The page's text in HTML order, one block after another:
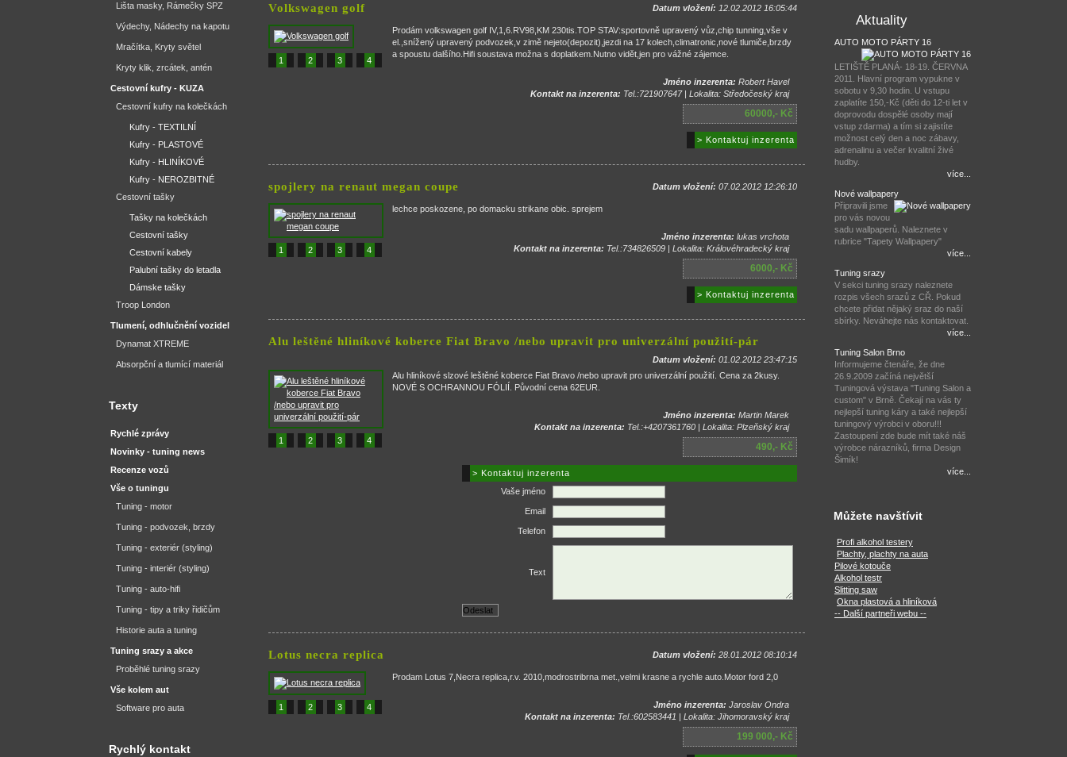
Volkswagen golf Datum vložení: 12.02.2012 16:05:44
1 2 3 4
Prodám volkswagen golf IV,1,6.RV98,KM 230tis.TOP STAV:sportovně upravený vůz,chip tunning,vše v
el.,snížený upravený podvozek,v zimě nejeto(depozit),jezdi na 17 kolech,climatronic,nové tlumiče,brzdy
a spoustu dalšího.Hifi soustava možna s doplatkem.Nutno vidět,jen pro vážné zájemce.
Jméno inzerenta: Robert Havel
Kontakt na inzerenta: Tel.:721907647 | Lokalita: Středočeský kraj
60000,- Kč
> Kontaktuj inzerenta
spojlery na renaut megan coupe Datum vložení: 07.02.2012 12:26:10
1 2 3 4
lechce poskozene, po domacku strikane obic. sprejem
Jméno inzerenta: lukas vrchota
Kontakt na inzerenta: Tel.:734826509 | Lokalita: Královéhradecký kraj
6000,- Kč
> Kontaktuj inzerenta
Alu leštěné hliníkové koberce Fiat Bravo /nebo upravit pro univerzální použití-pár
Datum vložení: 01.02.2012 23:47:15
1 2 3 4
Alu hliníkové slzové leštěné koberce Fiat Bravo /nebo upravit pro univerzální použití. Cena za 2kusy.
NOVÉ S OCHRANNOU FÓLIÍ. Původní cena 62EUR.
Jméno inzerenta: Martin Marek
Kontakt na inzerenta: Tel.:+4207361760 | Lokalita: Plzeňský kraj
490,- Kč
> Kontaktuj inzerenta
Vaše jméno
Email
Telefon
Text
Lotus necra replica Datum vložení: 28.01.2012 08:10:14
1 2 3 4
Prodam Lotus 7,Necra replica,r.v. 2010,modrostribrna met.,velmi krasne a rychle auto.Motor ford 2,0
Jméno inzerenta: Jaroslav Ondra
Kontakt na inzerenta: Tel.:602583441 | Lokalita: Jihomoravský kraj
199 000,- Kč
Lišta masky, Rámečky SPZ
Výdechy, Nádechy na kapotu
Mračítka, Kryty světel
Kryty klik, zrcátek, antén
Cestovní kufry - KUZA
Cestovní kufry na kolečkách
Kufry - TEXTILNÍ
Kufry - PLASTOVÉ
Kufry - HLINÍKOVÉ
Kufry - NEROZBITNÉ
Cestovní tašky
Tašky na kolečkách
Cestovní tašky
Cestovní kabely
Palubní tašky do letadla
Dámske tašky
Troop London
Tlumení, odhlučnění vozidel
Dynamat XTREME
Absorpční a tlumící materiál
Texty
Rychlé zprávy
Novinky - tuning news
Recenze vozů
Vše o tuningu
Tuning - motor
Tuning - podvozek, brzdy
Tuning - exteriér (styling)
Tuning - interiér (styling)
Tuning - auto-hifi
Tuning - tipy a triky řidičům
Historie auta a tuning
Tuning srazy a akce
Proběhlé tuning srazy
Vše kolem aut
Software pro auta
Rychlý kontakt
Aktuality
AUTO MOTO PÁRTY 16
LETIŠTĚ PLANÁ- 18-19. ČERVNA
2011. Hlavní program vypukne v
sobotu v 9,30 hodin. U vstupu
zaplatíte 150,-Kč (děti do 12-ti let v
doprovodu dospělé osoby mají
vstup zdarma) a tím si zajistíte
možnost celý den a noc zábavy,
adrenalinu a večer kvalitní živé
hudby.
více...
Nové wallpapery
Připravili jsme
pro vás novou
sadu wallpaperů. Naleznete v
rubrice "Tapety Wallpapery"
více...
Tuning srazy
V sekci tuning srazy naleznete
rozpis všech srazů z CŘ. Pokud
chcete přidat nějaký sraz do naší
sbírky. Neváhejte nás kontaktovat.
více...
Tuning Salon Brno
Informujeme čtenáře, že dne
26.9.2009 začíná největší
Tuningová výstava "Tuning Salon a
custom" v Brně. Čekají na vás ty
nejlepší tuning káry a také nejlepší
tuningový výrobci v oboru!!!
Zastoupení zde bude mít také náš
výrobce nárazníků, firma Design
Šimík!
více...
Můžete navštívit
Profi alkohol testery
Plachty, plachty na auta
Pilové kotouče
Alkohol testr
Slitting saw
Okna plastová a hliníková
-- Další partneři webu --